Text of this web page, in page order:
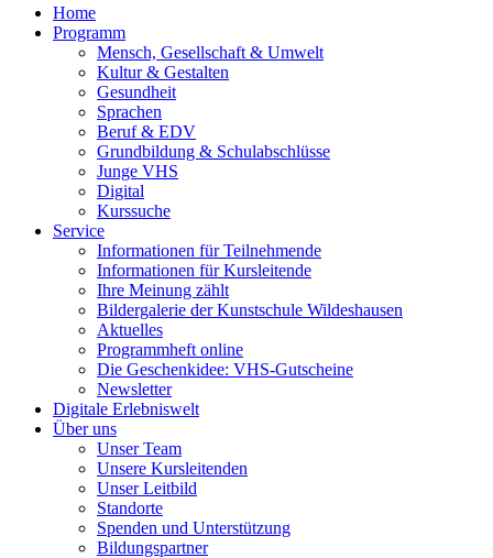
Home
Programm
Mensch, Gesellschaft & Umwelt
Kultur & Gestalten
Gesundheit
Sprachen
Beruf & EDV
Grundbildung & Schulabschlüsse
Junge VHS
Digital
Kurssuche
Service
Informationen für Teilnehmende
Informationen für Kursleitende
Ihre Meinung zählt
Bildergalerie der Kunstschule Wildeshausen
Aktuelles
Programmheft online
Die Geschenkidee: VHS-Gutscheine
Newsletter
Digitale Erlebniswelt
Über uns
Unser Team
Unsere Kursleitenden
Unser Leitbild
Standorte
Spenden und Unterstützung
Bildungspartner